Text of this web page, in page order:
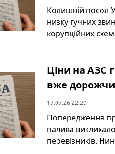
Колишній посол
низку гучних
корупційних схем
Ціни на АЗС
вже
17.07.26 22:29
Попередження
палива
перевізників.